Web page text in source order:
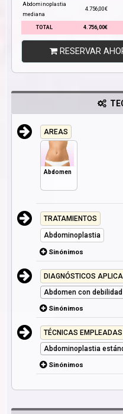
Abdominoplastia
mediana
4.756,00€
TOTAL 4.756,00€
RESERVAR
AREAS
Abdomen
TRATAMIENTOS
Abdominoplastia
Sinónimos
DIAGNÓSTICOS
Abdomen con
Sinónimos
TÉCNICAS EMPLEADAS
Abdominoplastia
Sinónimos